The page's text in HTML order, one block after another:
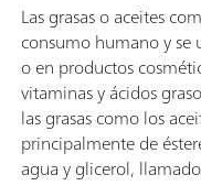
Las grasas o aceites
consumo humano y
o en productos
vitaminas y ácidos
las grasas como los
principalmente de
agua y glicerol,